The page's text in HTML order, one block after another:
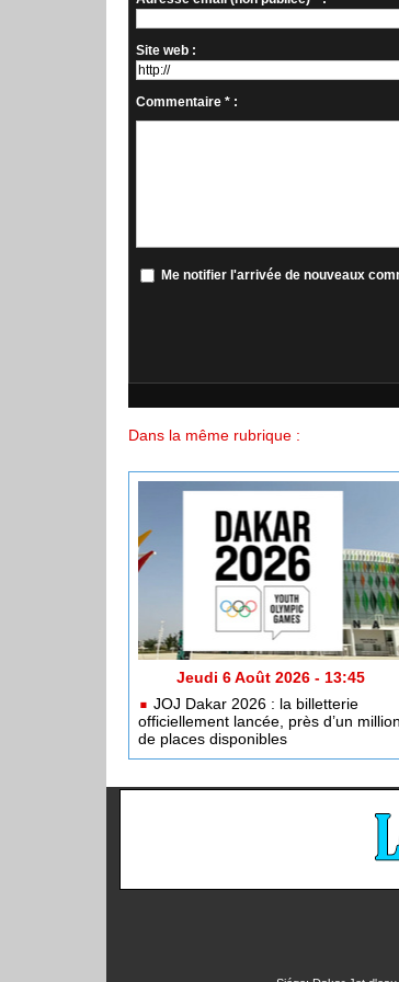
Site web :
Commentaire * :
Me notifier l'arrivée de nouveaux
Dans la même rubrique :
Jeudi 6 Août 2026 - 13:45
JOJ Dakar 2026 : la billetterie
officiellement lancée, près d’un million
de places disponibles